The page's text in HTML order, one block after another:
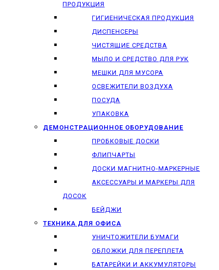
ПРОДУКЦИЯ
ГИГИЕНИЧЕСКАЯ ПРОДУКЦИЯ
ДИСПЕНСЕРЫ
ЧИСТЯЩИЕ СРЕДСТВА
МЫЛО И СРЕДСТВО ДЛЯ РУК
МЕШКИ ДЛЯ МУСОРА
ОСВЕЖИТЕЛИ ВОЗДУХА
ПОСУДА
УПАКОВКА
ДЕМОНСТРАЦИОННОЕ ОБОРУДОВАНИЕ
ПРОБКОВЫЕ ДОСКИ
ФЛИПЧАРТЫ
ДОСКИ МАГНИТНО-МАРКЕРНЫЕ
АКСЕССУАРЫ И МАРКЕРЫ ДЛЯ
ДОСОК
БЕЙДЖИ
ТЕХНИКА ДЛЯ ОФИСА
УНИЧТОЖИТЕЛИ БУМАГИ
ОБЛОЖКИ ДЛЯ ПЕРЕПЛЕТА
БАТАРЕЙКИ И АККУМУЛЯТОРЫ